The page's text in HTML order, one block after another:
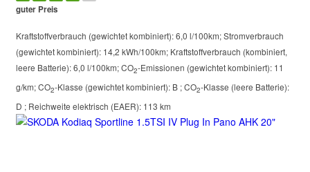
guter Preis
Kraftstoffverbrauch (gewichtet kombiniert):6,0 l/100km;Stromverbrauch
(gewichtet kombiniert): 14,2 kWh/100km; Kraftstoffverbrauch (kombiniert,
leere Batterie):6,0 l/100km;CO2-Emissionen (gewichtet kombiniert): 11
g/km;CO2-Klasse (gewichtet kombiniert): B ;CO2-Klasse (leere Batterie):
D ; Reichweite elektrisch (EAER): 113 km